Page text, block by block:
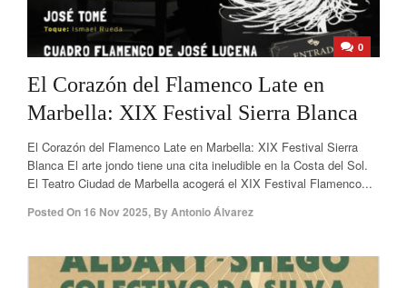
0
El Corazón del Flamenco Late en
Marbella: XIX Festival Sierra Blanca
El Corazón del Flamenco Late en Marbella: XIX Festival Sierra
Blanca El arte jondo tiene una cita ineludible en la Costa del Sol.
El Teatro Ciudad de Marbella acogerá el XIX Festival Flamenco...
Posted On 16 Nov 2025, ByAntonio Álvarez